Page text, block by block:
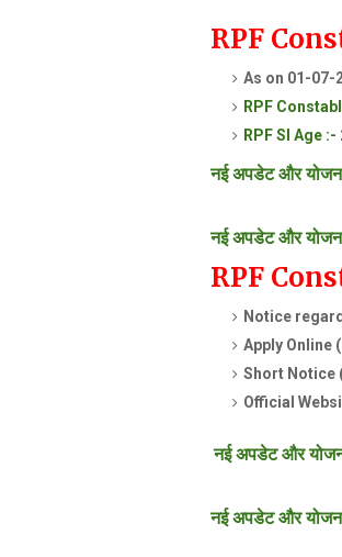
RPF
As on 01-07-
RPF
RPF SI Age :-
नई अपडेट और
नई अपडेट और
RPF
Notice
Apply
Short
Official
नई अपडेट और
नई अपडेट और